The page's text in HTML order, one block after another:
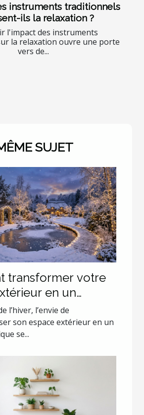
instruments traditionnels
ils la relaxation ?
l'impact des instruments
la relaxation ouvre une porte
vers de...
SUJET
transformer votre
en un
enchanteur
l’hiver, l’envie de
son espace extérieur en un
se...